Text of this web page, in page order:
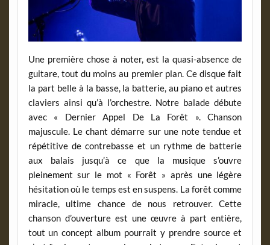
Une première chose à noter, est la quasi-absence de
guitare, tout du moins au premier plan. Ce disque fait
la part belle à la basse, la batterie, au piano et autres
claviers ainsi qu’à l’orchestre. Notre balade débute
avec « Dernier Appel De La Forêt ». Chanson
majuscule. Le chant démarre sur une note tendue et
répétitive de contrebasse et un rythme de batterie
aux balais jusqu’à ce que la musique s’ouvre
pleinement sur le mot « Forêt » après une légère
hésitation où le temps est en suspens. La forêt comme
miracle, ultime chance de nous retrouver. Cette
chanson d’ouverture est une œuvre à part entière,
tout un concept album pourrait y prendre source et